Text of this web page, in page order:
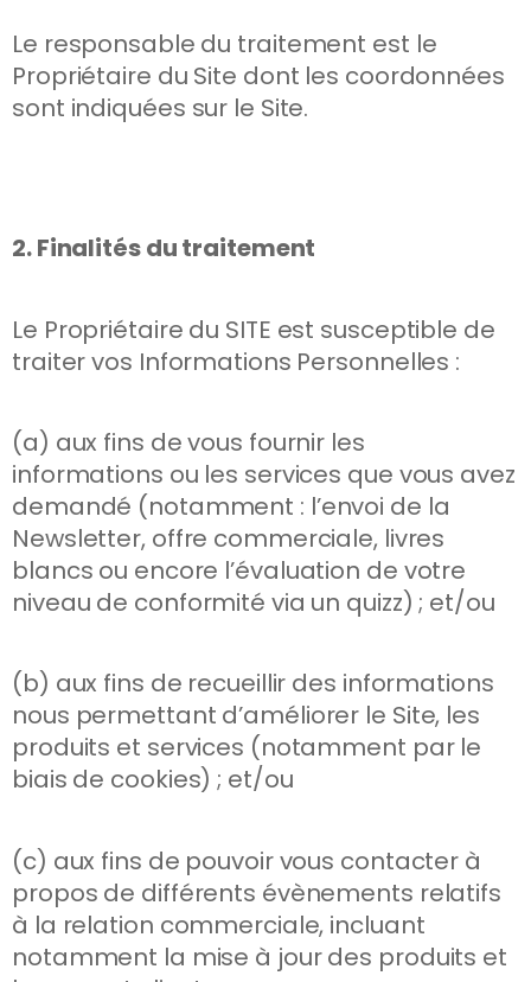
Le responsable du traitement est le
Propriétaire du Site dont les coordonnées
sont indiquées sur le Site.
2. Finalités du traitement
Le Propriétaire du SITE est susceptible de
traiter vos Informations Personnelles :
(a) aux fins de vous fournir les
informations ou les services que vous avez
demandé (notamment : l’envoi de la
Newsletter, offre commerciale, livres
blancs ou encore l’évaluation de votre
niveau de conformité via un quizz) ; et/ou
(b) aux fins de recueillir des informations
nous permettant d’améliorer le Site, les
produits et services (notamment par le
biais de cookies) ; et/ou
(c) aux fins de pouvoir vous contacter à
propos de différents évènements relatifs
à la relation commerciale, incluant
notamment la mise à jour des produits et